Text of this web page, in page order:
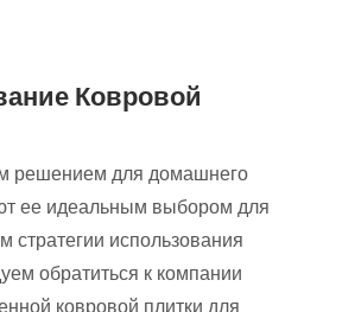
Ковровой
решением для домашнего
ее идеальным выбором для
использования
обратиться к компании